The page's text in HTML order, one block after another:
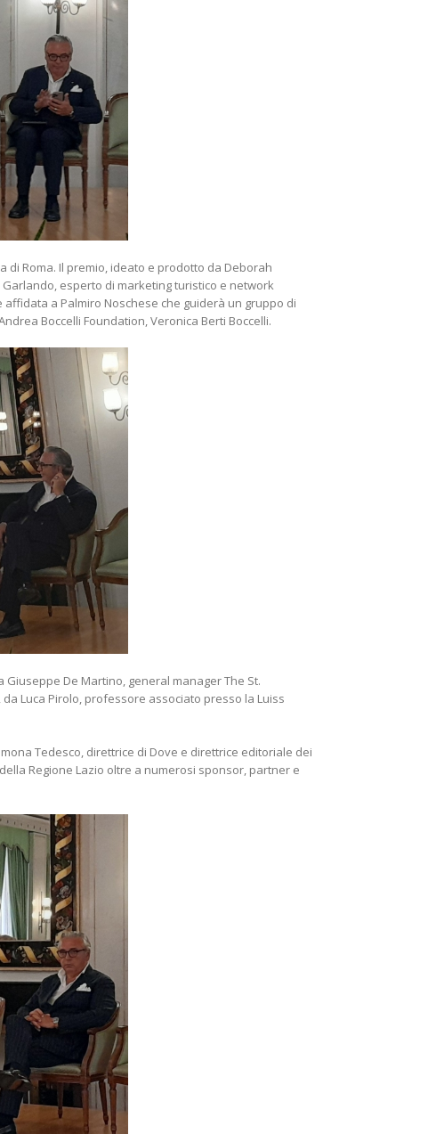
di Roma. Il premio, ideato e prodotto da Deborah
esperto di marketing turistico e network
a Palmiro Noschese che guiderà un gruppo di
Boccelli Foundation, Veronica Berti Boccelli.
De Martino, general manager The St.
da Luca Pirolo, professore associato presso la Luiss
Tedesco, direttrice di Dove e direttrice editoriale dei
Regione Lazio oltre a numerosi sponsor, partner e